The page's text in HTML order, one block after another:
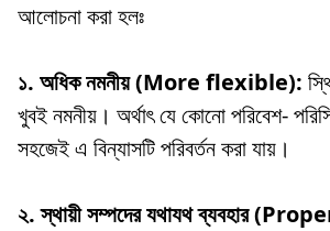
আলোচনা করা হলঃ
১. অধিক নমনীয় (More flexible):
খুবই নমনীয়। অর্থাৎ যে কোনো পরিবেশ-
সহজেই এ বিন্যাসটি পরিবর্তন করা যায়।
২. স্থায়ী সম্পদের যথাযথ ব্যবহার